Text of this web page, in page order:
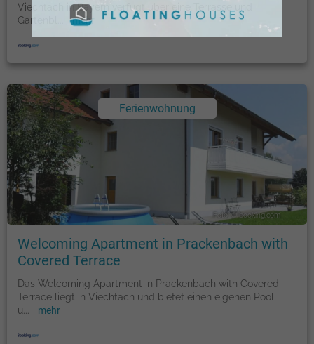
Viechtach in Bayern verfügt über eine Terrasse und
Gartenbl
mehr
Ferienwohnung
Foto: © booking.com
Welcoming Apartment in Prackenbach with
Covered Terrace
Das Welcoming Apartment in Prackenbach with Covered
Terrace liegt in Viechtach und bietet einen eigenen Pool
u
mehr